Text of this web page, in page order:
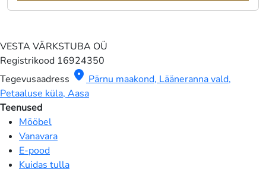
VESTA VÄRKSTUBA OÜ
Registrikood 16924350
Tegevusaadress location_on Pärnu maakond, Lääneranna vald,
Petaaluse küla, Aasa
Teenused
Mööbel
Vanavara
E-pood
Kuidas tulla